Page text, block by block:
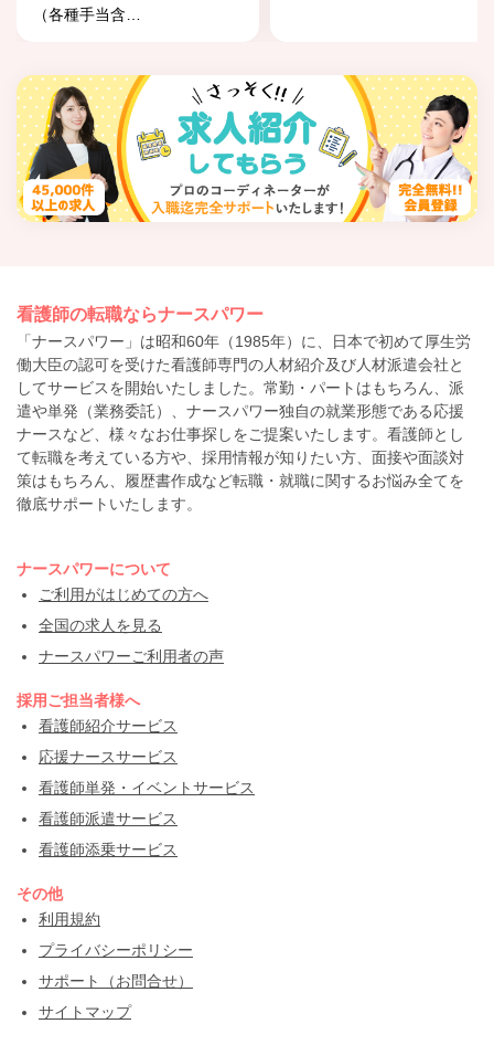
（各種手当含
看護師の転職ならナースパワー
「ナースパワー」は昭和60年（1985年）に、日本で初めて厚生労
働大臣の認可を受けた看護師専門の人材紹介及び人材派遣会社と
してサービスを開始いたしました。常勤・パートはもちろん、派
遣や単発（業務委託）、ナースパワー独自の就業形態である応援
ナースなど、様々なお仕事探しをご提案いたします。看護師とし
て転職を考えている方や、採用情報が知りたい方、面接や面談対
策はもちろん、履歴書作成など転職・就職に関するお悩み全てを
徹底サポートいたします。
ナースパワーについて
ご利用がはじめての方へ
全国の求人を見る
ナースパワーご利用者の声
採用ご担当者様へ
看護師紹介サービス
応援ナースサービス
看護師単発・イベントサービス
看護師派遣サービス
看護師添乗サービス
その他
利用規約
プライバシーポリシー
サポート（お問合せ）
サイトマップ